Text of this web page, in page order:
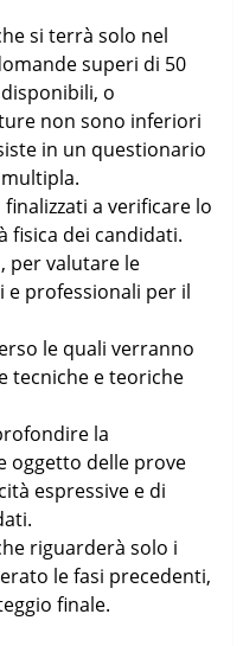
si terrà solo nel
superi di 50
o
non sono inferiori
in un questionario
a verificare lo
fisica dei candidati.
per valutare le
e professionali per il
le quali verranno
tecniche e teoriche
la
oggetto delle prove
espressive e di
riguarderà solo i
le fasi precedenti,
finale.